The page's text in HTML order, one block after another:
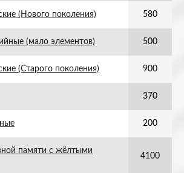
(Нового поколения) 580
(мало элементов) 500
(Старого поколения) 900
370
200
памяти с жёлтыми
4100